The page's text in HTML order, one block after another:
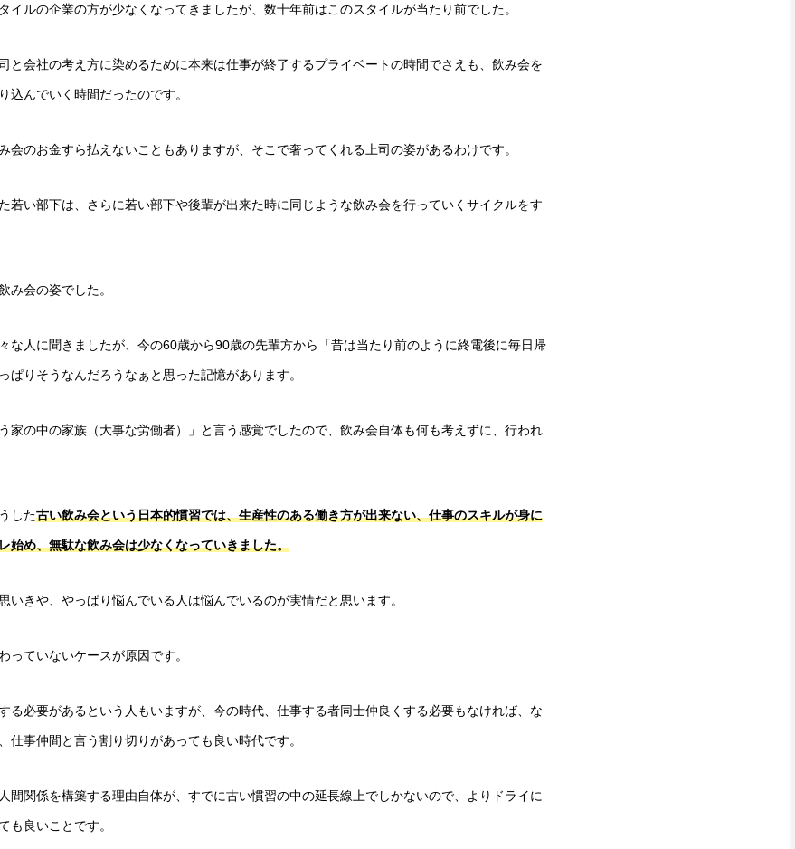
イルの企業の方が少なくなってきましたが、数十年前はこのスタイルが当たり前でした。
と会社の考え方に染めるために本来は仕事が終了するプライベートの時間でさえも、飲み会を
込んでいく時間だったのです。
会のお金すら払えないこともありますが、そこで奢ってくれる上司の姿があるわけです。
若い部下は、さらに若い部下や後輩が出来た時に同じような飲み会を行っていくサイクルをす
み会の姿でした。
な人に聞きましたが、今の60歳から90歳の先輩方から「昔は当たり前のように終電後に毎日帰
ぱりそうなんだろうなぁと思った記憶があります。
家の中の家族（大事な労働者）」と言う感覚でしたので、飲み会自体も何も考えずに、行われ
した古い飲み会という日本的慣習では、生産性のある働き方が出来ない、仕事のスキルが身に
始め、無駄な飲み会は少なくなっていきました。
いきや、やっぱり悩んでいる人は悩んでいるのが実情だと思います。
っていないケースが原因です。
る必要があるという人もいますが、今の時代、仕事する者同士仲良くする必要もなければ、な
仕事仲間と言う割り切りがあっても良い時代です。
間関係を構築する理由自体が、すでに古い慣習の中の延長線上でしかないので、よりドライに
も良いことです。